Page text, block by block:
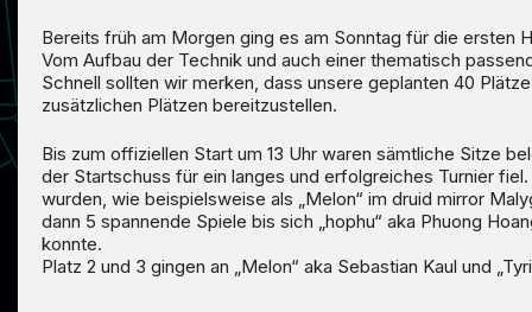
PARTNER
Bereits früh am Morgen ging es am Sonntag für die ersten
Vom Aufbau der Technik und auch einer thematisch
Schnell sollten wir merken, dass unsere geplanten 40
zusätzlichen Plätzen bereitzustellen.
Bis zum offiziellen Start um 13 Uhr waren sämtliche Sitze
der Startschuss für ein langes und erfolgreiches Turnier
wurden, wie beispielsweise als „Melon“ im druid mirror
dann 5 spannende Spiele bis sich „hophu“ aka Phuong
konnte.
Platz 2 und 3 gingen an „Melon“ aka Sebastian Kaul und